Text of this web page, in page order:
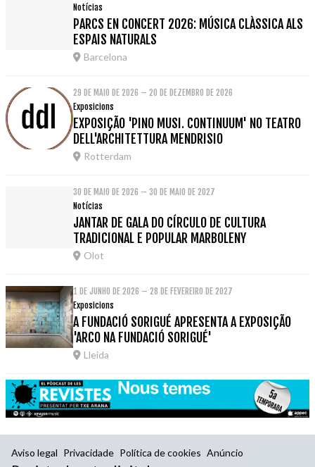
Notícias
PARCS EN CONCERT 2026: MÚSICA CLÀSSICA ALS
ESPAIS NATURALS
Barcelona
29 DE MAIO DE 2026 – 20 DE DEZEMBRO DE 2026
Exposicions
EXPOSIÇÃO 'PINO MUSI. CONTINUUM' NO TEATRO
DELL'ARCHITETTURA MENDRISIO
Rotterdam
30 DE MAIO DE 2026 – 30 DE MAIO DE 2027
Notícias
JANTAR DE GALA DO CÍRCULO DE CULTURA
TRADICIONAL E POPULAR MARBOLENY
Olot
1 DE JUNHO DE 2026 – 28 DE FEVEREIRO DE 2027
Exposicions
A FUNDACIÓ SORIGUÉ APRESENTA A EXPOSIÇÃO
'ARCO NA FUNDACIÓ SORIGUÉ'
Lleida
Aviso legal Privacidade Política de cookies Anúncio